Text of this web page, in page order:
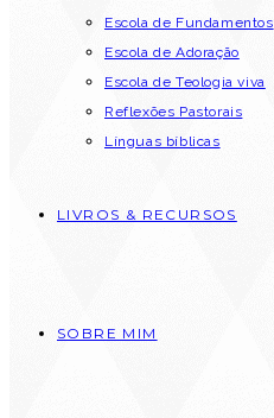
Escola de Fundamentos
Escola de Adoração
Escola de Teologia viva
Reflexões Pastorais
Línguas bíblicas
LIVROS & RECURSOS
SOBRE MIM